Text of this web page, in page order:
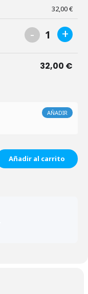
32,00€
- 1 +
32,00 €
AÑADIR
Añadir al carrito